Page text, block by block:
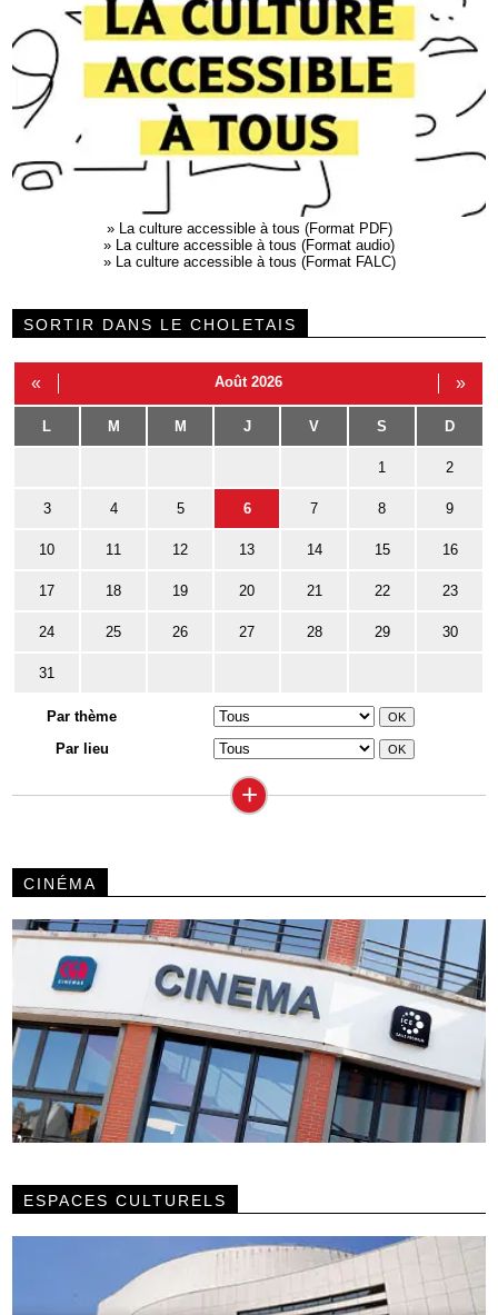
» La culture accessible à tous (Format PDF)
» La culture accessible à tous (Format audio)
» La culture accessible à tous (Format FALC)
SORTIR DANS LE CHOLETAIS
« Août 2026 »
L M M J V S D
1 2
3 4 5 6 7 8 9
10 11 12 13 14 15 16
17 18 19 20 21 22 23
24 25 26 27 28 29 30
31
Par thème
Par lieu
+
CINÉMA
ESPACES CULTURELS